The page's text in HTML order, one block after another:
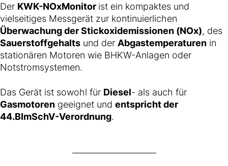
Der KWK-NOxMonitor ist ein kompaktes und
vielseitiges Messgerät zur kontinuierlichen
Überwachung der Stickoxidemissionen (NOx), des
Sauerstoffgehalts und der Abgastemperaturen in
stationären Motoren wie BHKW-Anlagen oder
Notstromsystemen.
Das Gerät ist sowohl für Diesel- als auch für
Gasmotoren geeignet und entspricht der
44.BImSchV-Verordnung.